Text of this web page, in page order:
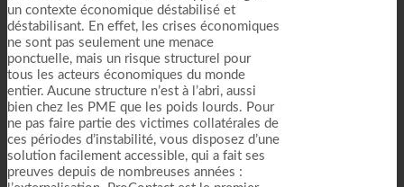
un contexte économique déstabilisé et
déstabilisant. En effet, les crises économiques
ne sont pas seulement une menace
ponctuelle, mais un risque structurel pour
tous les acteurs économiques du monde
entier. Aucune structure n’est à l’abri, aussi
bien chez les PME que les poids lourds. Pour
ne pas faire partie des victimes collatérales de
ces périodes d’instabilité, vous disposez d’une
solution facilement accessible, qui a fait ses
preuves depuis de nombreuses années :